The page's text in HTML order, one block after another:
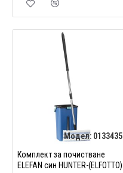
Модел: 0133435
Комплект за почистване
ELEFAN син HUNTER-(ELFOTTO)